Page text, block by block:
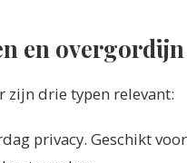
en overgordijn
zijn drie typen relevant:
privacy. Geschikt